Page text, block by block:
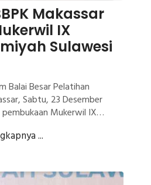
Makassar
IX
Sulawesi
Balai Besar Pelatihan
Sabtu, 23 Desember
Mukerwil IX
mengangkat tema
...